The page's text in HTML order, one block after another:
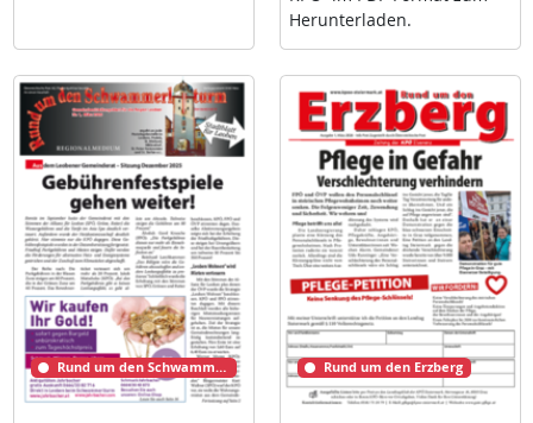
Her­un­ter­la­den.
Rund um den Schwammerlturm Rund um den Erzberg